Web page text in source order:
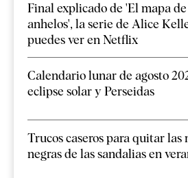
Final explicado de 'El mapa
anhelos', la serie de Alice
puedes ver en Netflix
Calendario lunar de agosto
eclipse solar y Perseidas
Trucos caseros para quitar las
negras de las sandalias en